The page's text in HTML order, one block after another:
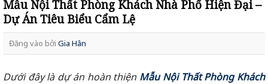
Mẫu Nội Thất Phòng Khách Nhà Phố Hiện Đại –
Dự Án Tiêu Biểu Cẩm Lệ
Đăng vào bởi Gia Hân
Dưới đây là dự án hoàn thiện Mẫu Nội Thất Phòng Khách